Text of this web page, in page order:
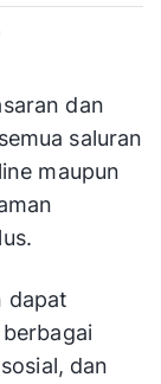
dan
saluran
maupun
dapat
dan